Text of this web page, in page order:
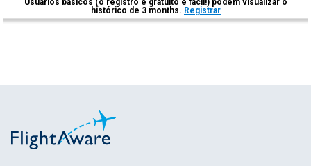
histórico de 3 months. Registrar